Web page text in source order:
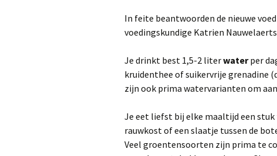
In feite beantwoorden de nieuwe
voedingskundige Katrien
Je drinkt best 1,5-2 literwaterper
kruidenthee of suikervrije grenadine
zijn ook prima watervarianten om
Je eet liefst bij elke maaltijd een stuk
rauwkost of een slaatje tussen de
Veel groentensoorten zijn prima te